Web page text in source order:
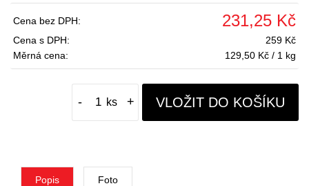
Cena bez DPH: 231,25 Kč
Cena s DPH:
259 Kč
Měrná cena:
129,50 Kč / 1 kg
- + VLOŽIT DO KOŠÍKU
Popis Foto